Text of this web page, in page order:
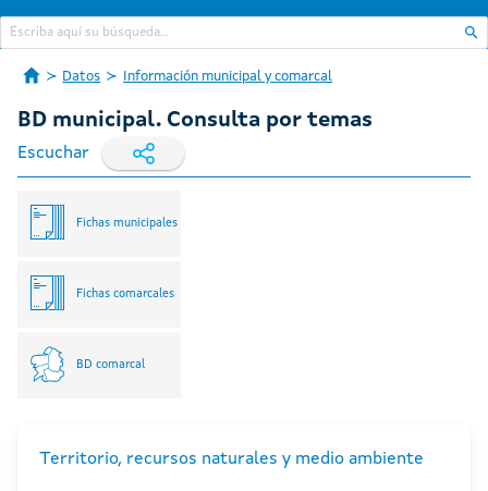
Datos Información municipal y comarcal
BD municipal. Consulta por temas
Escuchar
Fichas municipales
Fichas comarcales
BD comarcal
Territorio, recursos naturales y medio ambiente